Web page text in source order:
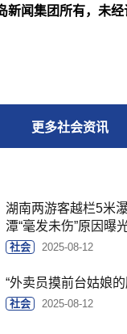
新闻集团所有，未经
更多社会资讯
湖南两游客越栏5米
潭“毫发未伤”原因曝
社会 2025-08-12
“外卖员摸前台姑娘
社会 2025-08-12